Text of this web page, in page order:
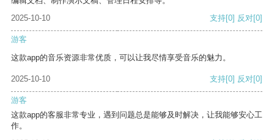
2025-10-10
支持[0] 反对[0]
游客
这款app的音乐资源非常优质，可以让我尽情享受音乐的魅力。
2025-10-10 支持[0] 反对[0]
游客
这款app的客服非常专业，遇到问题总是能够及时解决，让我能够安心工
作。